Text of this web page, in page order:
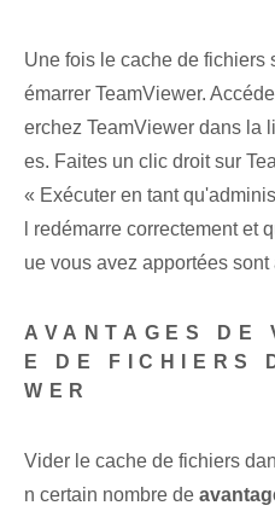
Une fois le cache de fichiers
émarrer TeamViewer.
erchez TeamViewer dans la
es. Faites un clic droit sur
« Exécuter en tant
l redémarre correctement et
ue vous avez apportées
AVANTAGES DE
E DE FICHIERS
WER
Vider le cache de fichiers
n certain nombre de